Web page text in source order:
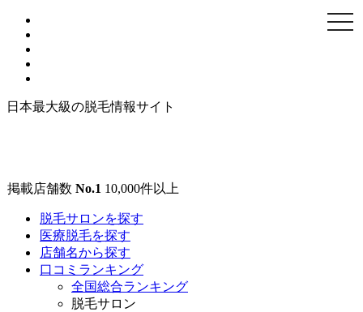
日本最大級の脱毛情報サイト
掲載店舗数 No.1 10,000件以上
脱毛サロンを探す
医療脱毛を探す
店舗名から探す
口コミランキング
全国総合ランキング
脱毛サロン